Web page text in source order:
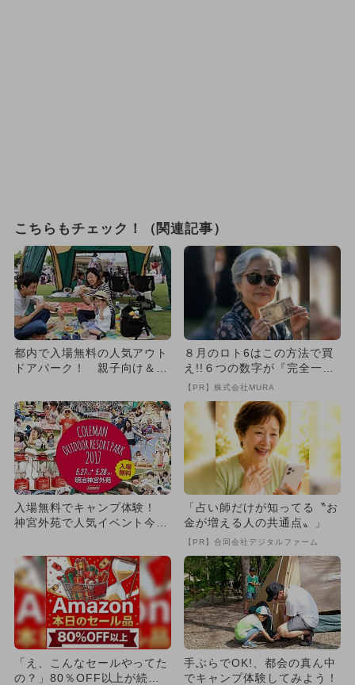
こちらもチェック！（関連記事）
都内で入場無料の人気アウト
ドアパーク！ 親子向け＆1
８月のロト6はこの方法で買
え!!６つの数字が『完全一
致』する方法
【PR】株式会社MURA
入場無料でキャンプ体験！
神宮外苑で人気イベント今年
「占い師だけが知ってる〝お
金が増える人の共通点〟」
【PR】合同会社デジタルファーム
「え、こんなセールやってた
の？」80％OFF以上が続々
手ぶらでOK!、都会の真ん中
でキャンプ体験してみよう！